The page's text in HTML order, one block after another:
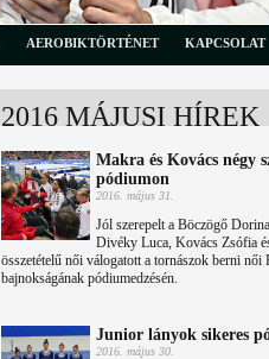
AEROBIKTÖRTÉNET KAPCSOLAT
2016 MÁJUSI HÍREK
Makra és Kovács négy
pódiumon
2016. május 31.
Jól szerepelt a Böczögő
Divéky Luca, Kovács Zsófia
összetételű női válogatott a tornászok berni női
bajnokságának pódiumedzésén.
Junior lányok sikeres
2016. május 30.